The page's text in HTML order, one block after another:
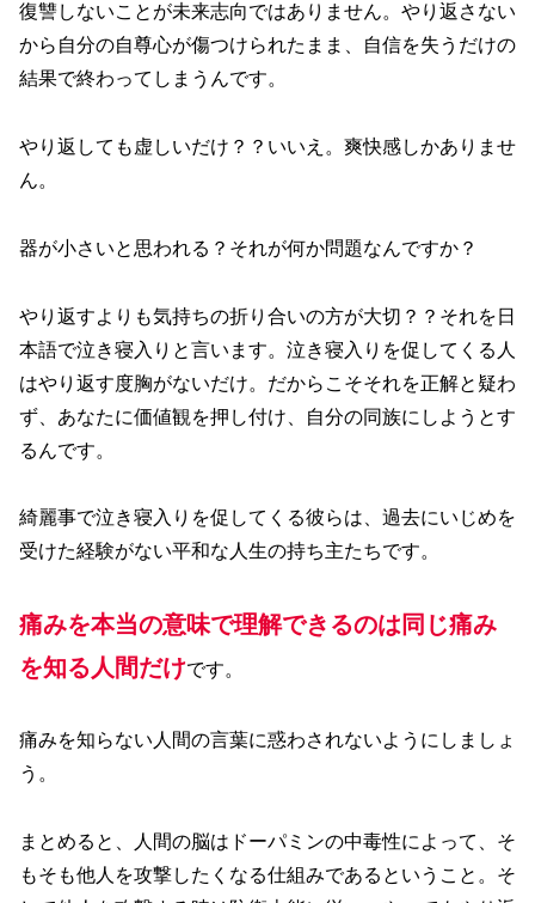
復讐しないことが未来志向ではありません。やり返さない
から自分の自尊心が傷つけられたまま、自信を失うだけの
結果で終わってしまうんです。
やり返しても虚しいだけ？？いいえ。爽快感しかありませ
ん。
器が小さいと思われる？それが何か問題なんですか？
やり返すよりも気持ちの折り合いの方が大切？？それを日
本語で泣き寝入りと言います。泣き寝入りを促してくる人
はやり返す度胸がないだけ。だからこそそれを正解と疑わ
ず、あなたに価値観を押し付け、自分の同族にしようとす
るんです。
綺麗事で泣き寝入りを促してくる彼らは、過去にいじめを
受けた経験がない平和な人生の持ち主たちです。
痛みを本当の意味で理解できるのは同じ痛み
を知る人間だけです。
痛みを知らない人間の言葉に惑わされないようにしましょ
う。
まとめると、人間の脳はドーパミンの中毒性によって、そ
もそも他人を攻撃したくなる仕組みであるということ。そ